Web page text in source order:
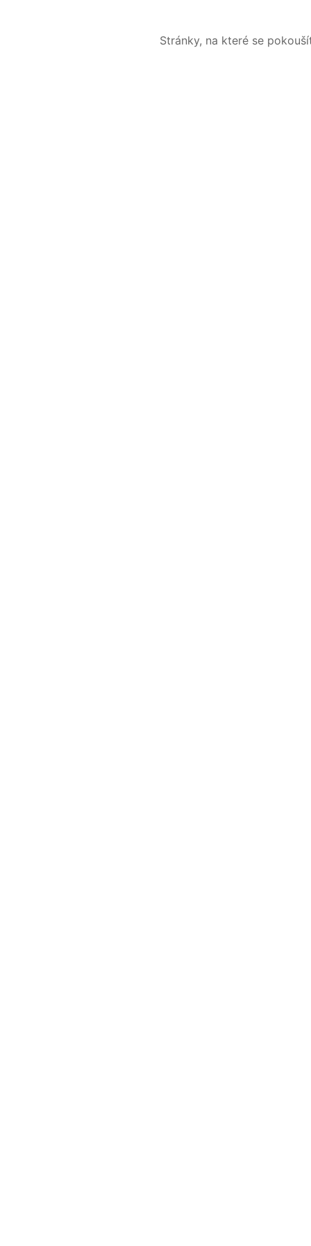
Stránky, na které se